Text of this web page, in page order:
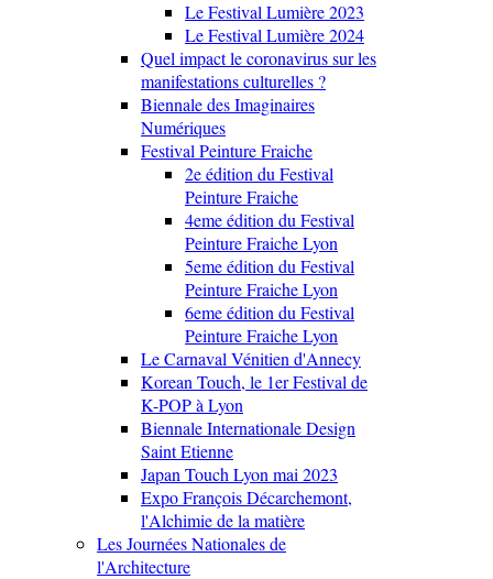
Le Festival Lumière 2023
Le Festival Lumière 2024
Quel impact le coronavirus sur les
manifestations culturelles ?
Biennale des Imaginaires
Numériques
Festival Peinture Fraiche
2e édition du Festival
Peinture Fraiche
4eme édition du Festival
Peinture Fraiche Lyon
5eme édition du Festival
Peinture Fraiche Lyon
6eme édition du Festival
Peinture Fraiche Lyon
Le Carnaval Vénitien d'Annecy
Korean Touch, le 1er Festival de
K-POP à Lyon
Biennale Internationale Design
Saint Etienne
Japan Touch Lyon mai 2023
Expo François Décarchemont,
l'Alchimie de la matière
Les Journées Nationales de
l'Architecture